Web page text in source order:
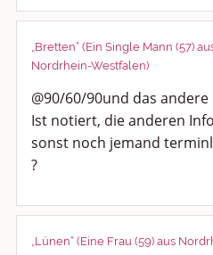
„Bretten“ (Ein Single Mann (57)
Nordrhein-Westfalen)
@90/60/90und das andere
Ist notiert, die anderen
sonst noch jemand
?
„Lünen“ (Eine Frau (59) aus